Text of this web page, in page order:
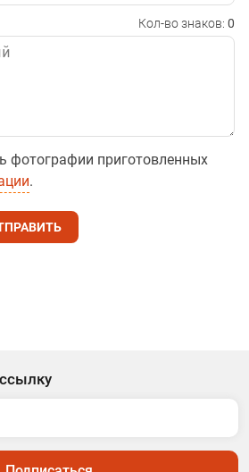
Кол-во знаков: 0
фотографии приготовленных
.